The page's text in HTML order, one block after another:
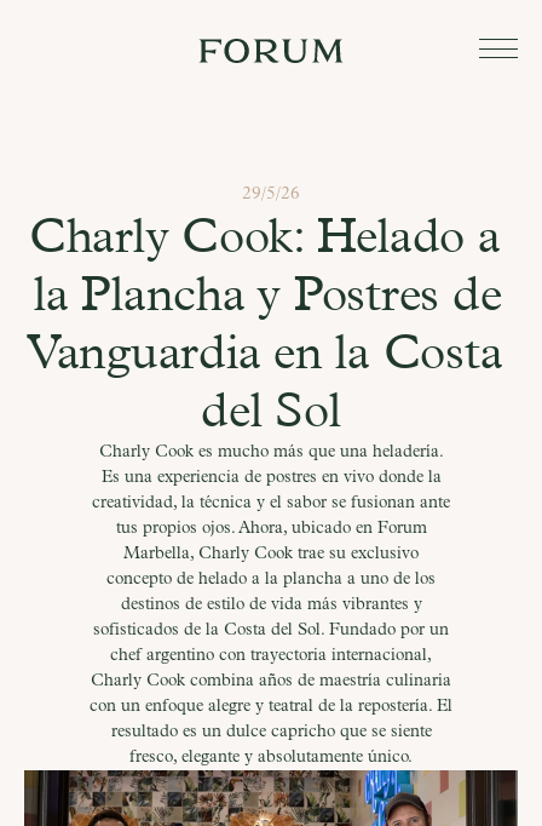
29/5/26
Charly Cook: Helado a
la Plancha y Postres de
Vanguardia en la Costa
del Sol
Charly Cook es mucho más que una heladería.
Es una experiencia de postres en vivo donde la
creatividad, la técnica y el sabor se fusionan ante
tus propios ojos. Ahora, ubicado en Forum
Marbella, Charly Cook trae su exclusivo
concepto de helado a la plancha a uno de los
destinos de estilo de vida más vibrantes y
sofisticados de la Costa del Sol. Fundado por un
chef argentino con trayectoria internacional,
Charly Cook combina años de maestría culinaria
con un enfoque alegre y teatral de la repostería. El
resultado es un dulce capricho que se siente
fresco, elegante y absolutamente único.